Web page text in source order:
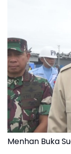
Menhan Buka